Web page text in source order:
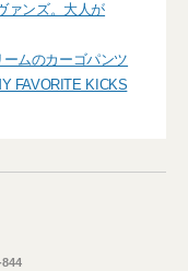
ァンズ。大人が
ームのカーゴパンツ
FAVORITE KICKS